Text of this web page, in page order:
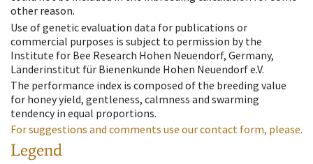
other reason.
Use of genetic evaluation data for publications or
commercial purposes is subject to permission by the
Institute for Bee Research Hohen Neuendorf, Germany,
Länderinstitut für Bienenkunde Hohen Neuendorf e.V.
The performance index is composed of the breeding value
for honey yield, gentleness, calmness and swarming
tendency in equal proportions.
For suggestions and comments use our contact form, please.
Legend